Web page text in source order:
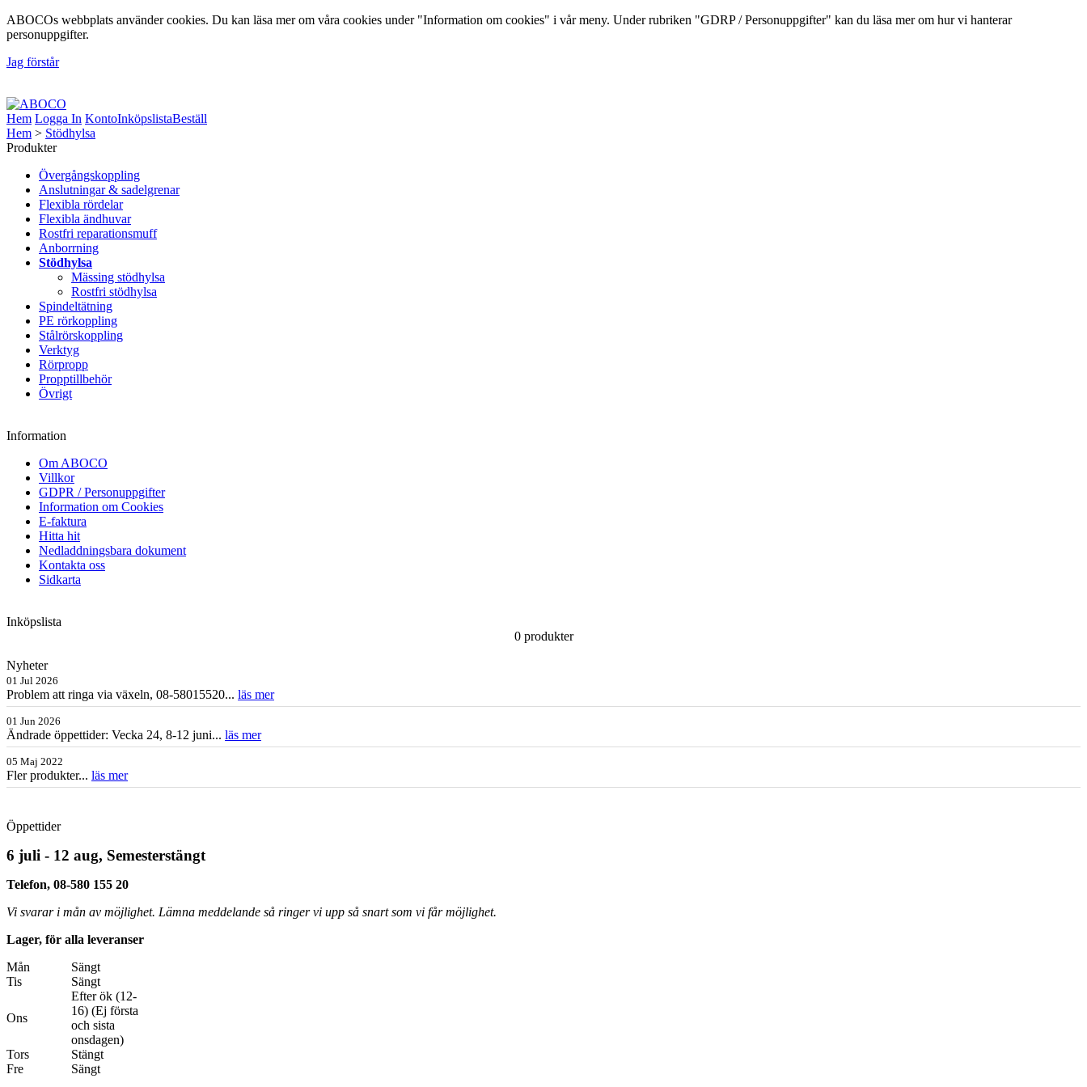
ABOCOs webbplats använder cookies. Du kan läsa mer om våra cookies under "Information om cookies" i vår meny. Under rubriken "GDRP / Personuppgifter" kan du läsa mer om hur vi hanterar
personuppgifter.
Jag förstår
Hem Logga In KontoInköpslistaBeställ
Hem > Stödhylsa
Produkter
Övergångskoppling
Anslutningar & sadelgrenar
Flexibla rördelar
Flexibla ändhuvar
Rostfri reparationsmuff
Anborrning
Stödhylsa
Mässing stödhylsa
Rostfri stödhylsa
Spindeltätning
PE rörkoppling
Stålrörskoppling
Verktyg
Rörpropp
Propptillbehör
Övrigt
Information
Om ABOCO
Villkor
GDPR / Personuppgifter
Information om Cookies
E-faktura
Hitta hit
Nedladdningsbara dokument
Kontakta oss
Sidkarta
Inköpslista
0 produkter
Nyheter
01 Jul 2026
Problem att ringa via växeln, 08-58015520... läs mer
01 Jun 2026
Ändrade öppettider: Vecka 24, 8-12 juni... läs mer
05 Maj 2022
Fler produkter... läs mer
Öppettider
6 juli - 12 aug, Semesterstängt
Telefon, 08-580 155 20
Vi svarar i mån av möjlighet. Lämna meddelande så ringer vi upp så snart som vi får möjlighet.
Lager, för alla leveranser
Mån
Sängt
Tis
Sängt
Ons
Efter ök (12-
16) (Ej första
och sista
onsdagen)
Tors
Stängt
Fre
Sängt